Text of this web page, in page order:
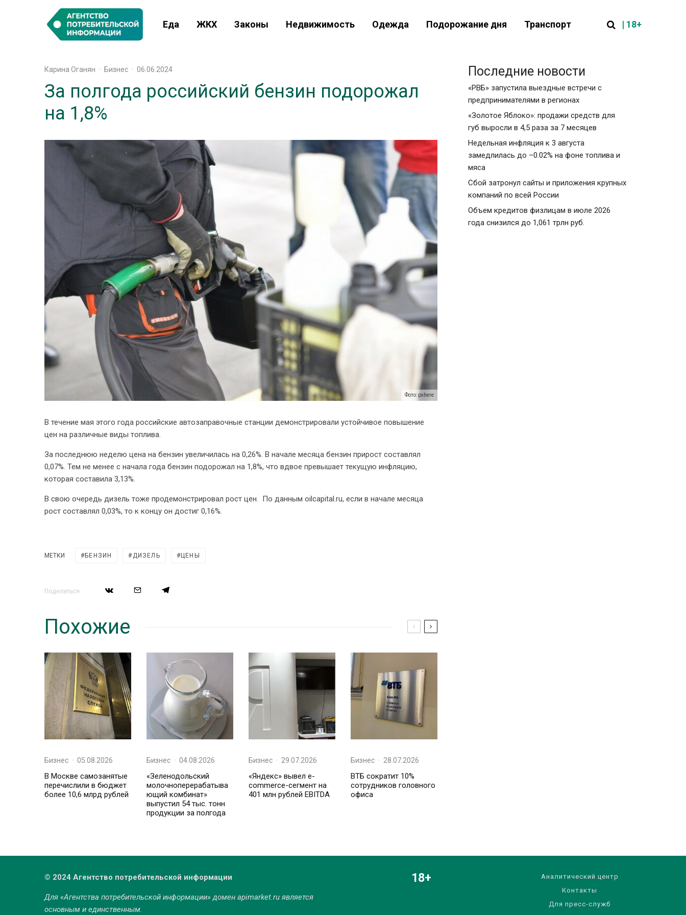
Еда ЖКХ Законы Недвижимость Одежда Подорожание дня Транспорт | 18+
Карина Оганян · Бизнес · 06.06.2024
За полгода российский бензин подорожал
на 1,8%
Фото: pxhere
В течение мая этого года российские автозаправочные станции демонстрировали устойчивое повышение
цен на различные виды топлива.
За последнюю неделю цена на бензин увеличилась на 0,26%. В начале месяца бензин прирост составлял
0,07%. Тем не менее с начала года бензин подорожал на 1,8%, что вдвое превышает текущую инфляцию,
которая составила 3,13%.
В свою очередь дизель тоже продемонстрировал рост цен. По данным oilcapital.ru, если в начале месяца
рост составлял 0,03%, то к концу он достиг 0,16%.
МЕТКИ БЕНЗИН ДИЗЕЛЬ ЦЕНЫ
Поделиться
Похожие
Бизнес · 05.08.2026
В Москве самозанятые
перечислили в бюджет
более 10,6 млрд рублей
Бизнес · 04.08.2026
«Зеленодольский
молочноперерабатыва
ющий комбинат»
выпустил 54 тыс. тонн
продукции за полгода
Бизнес · 29.07.2026
«Яндекс» вывел e-
commerce-сегмент на
401 млн рублей EBITDA
Бизнес · 28.07.2026
ВТБ сократит 10%
сотрудников головного
офиса
Последние новости
«РВБ» запустила выездные встречи с
предпринимателями в регионах
«Золотое Яблоко»: продажи средств для
губ выросли в 4,5 раза за 7 месяцев
Недельная инфляция к 3 августа
замедлилась до –0.02% на фоне топлива и
мяса
Сбой затронул сайты и приложения крупных
компаний по всей России
Объем кредитов физлицам в июле 2026
года снизился до 1,061 трлн руб.
© 2024 Агентство потребительской информации
Для «Агентства потребительской информации» домен apimarket.ruявляется
основным и единственным.
18+
Аналитический центр
Контакты
Для пресс-служб